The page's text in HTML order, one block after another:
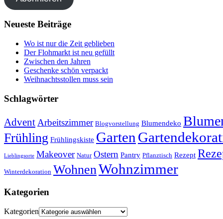
Neueste Beiträge
Wo ist nur die Zeit geblieben
Der Flohmarkt ist neu gefüllt
Zwischen den Jahren
Geschenke schön verpackt
Weihnachtsstollen muss sein
Schlagwörter
AdventArbeitszimmer Blogvorstellung Blumendeko
Frühling Frühlingskiste Garten
Lieblingsorte Makeover Natur Ostern Pantry Pflanztisch Rezept
Winterdekoration WohnenWohnzimmer
Kategorien
Kategorien